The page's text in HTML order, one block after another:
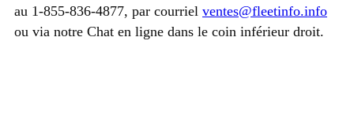
au 1-855-836-4877, par courriel ventes@fleetinfo.info
ou via notre Chat en ligne dans le coin inférieur droit.